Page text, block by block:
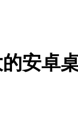
安卓